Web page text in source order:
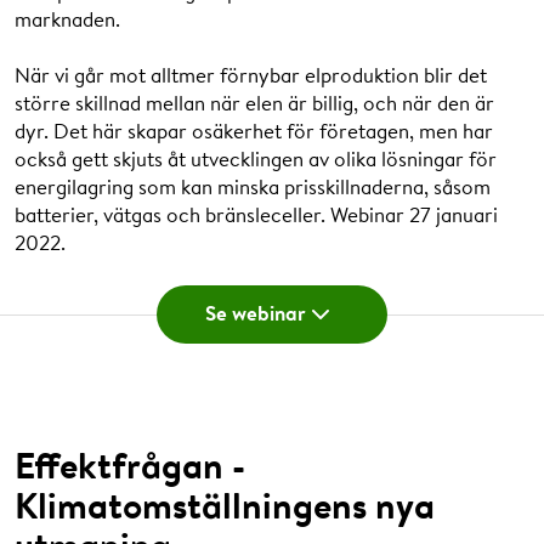
Eric Zinn
Frågor och svar från
webinaret
Ur ett miljöperspektiv, hur ser GENAB på att
Än så länge har vi ingen flexleverantör som är
med på Effekthandel Väst som går in med fossila
När (vilket år) kommer Effekthandel Väst
göra verklig skillnad? När kommer den
attacker
37.24 Panelsamtal med Sofia Söder:Hur möter vi
den digitala utmaningen?
Talare
Mattias Vesterlund
Mattias Långström
Technical Design Engineer, Coromatic AB.
marknaden.
När vi går mot alltmer förnybar elproduktion blir det
större skillnad mellan när elen är billig, och när den är
dyr. Det här skapar osäkerhet för företagen, men har
också gett skjuts åt utvecklingen av olika lösningar för
energilagring som kan minska prisskillnaderna, såsom
batterier, vätgas och bränsleceller. Webinar 27 januari
2022.
Se webinar
Effektfrågan -
Klimatomställningens nya